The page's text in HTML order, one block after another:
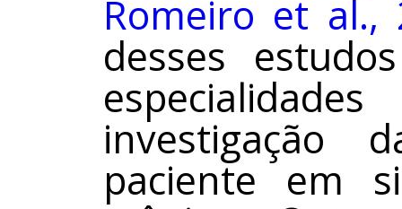
Romeiro et al.,
desses
investigação
paciente em